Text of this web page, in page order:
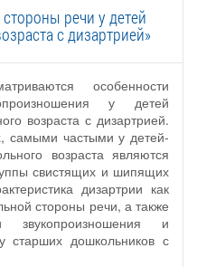
речи у детей
с дизартрией»
особенности
у детей
возраста с дизартрией.
самыми частыми у детей-
возраста являются
свистящих и шипящих
дизартрии как
стороны речи, а также
звукопроизношения и
старших дошкольников с